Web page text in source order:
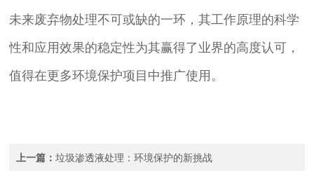
未来废弃物处理不可或缺的一环，其工作原理的科学
性和应用效果的稳定性为其赢得了业界的高度认可，
值得在更多环境保护项目中推广使用。
上一篇：垃圾渗透液处理：环境保护的新挑战